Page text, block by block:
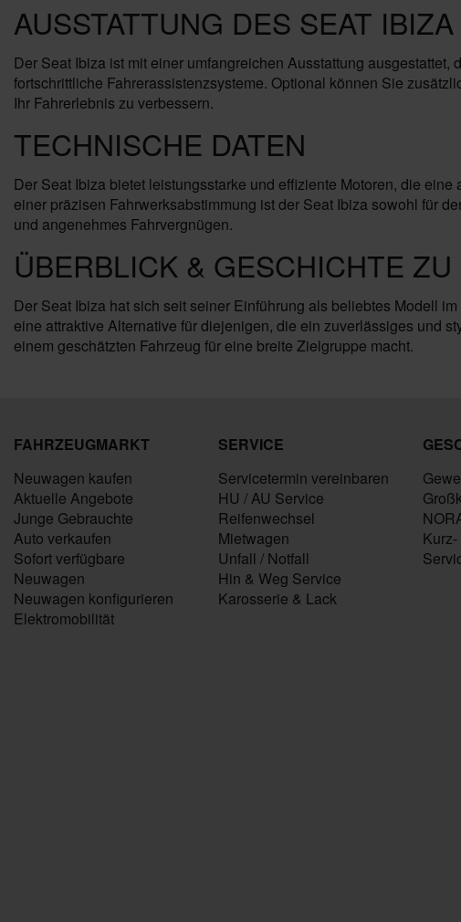
AUSSTATTUNG DES SEAT IBIZA
Der Seat Ibiza ist mit einer umfangreichen Ausstattung
fortschrittliche Fahrerassistenzsysteme. Optional können Sie
Ihr Fahrerlebnis zu verbessern.
TECHNISCHE DATEN
Der Seat Ibiza bietet leistungsstarke und effiziente Motoren, die
einer präzisen Fahrwerksabstimmung ist der Seat Ibiza sowohl für
und angenehmes Fahrvergnügen.
ÜBERBLICK & GESCHICHTE
Der Seat Ibiza hat sich seit seiner Einführung als beliebtes Modell
eine attraktive Alternative für diejenigen, die ein zuverlässiges und
einem geschätzten Fahrzeug für eine breite Zielgruppe macht.
FAHRZEUGMARKT
Neuwagen kaufen
Aktuelle Angebote
Junge Gebrauchte
Auto verkaufen
Sofort verfügbare
Neuwagen
Neuwagen konfigurieren
Elektromobilität
SERVICE
Servicetermin vereinbaren
HU / AU Service
Reifenwechsel
Mietwagen
Unfall / Notfall
Hin & Weg Service
Karosserie & Lack